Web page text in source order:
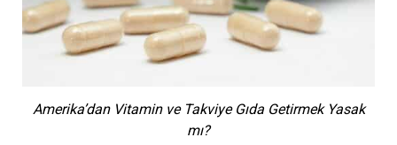
Amerika’dan Vitamin ve Takviye Gıda Getirmek Yasak
mı?